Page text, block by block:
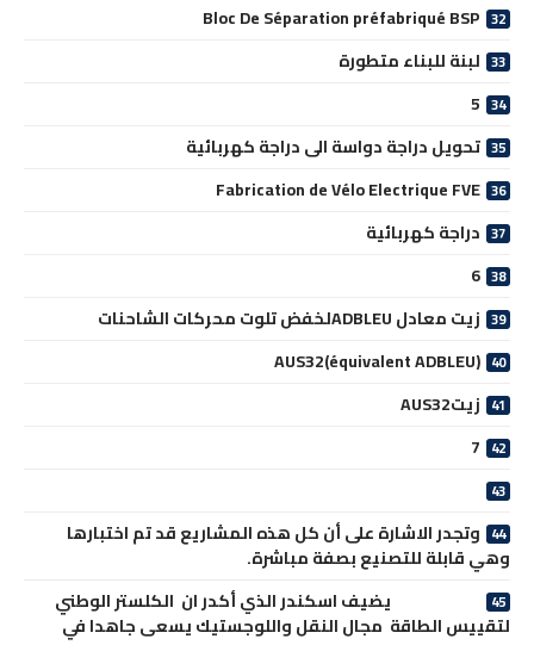
Bloc De Séparation préfabriqué BSP
لبنة للبناء متطورة
5
تحويل دراجة دواسة الى دراجة كهربائية
Fabrication de Vélo Electrique FVE
دراجة كهربائية
6
زيت معادل ADBLEUلخفض تلوت محركات الشاحنات
AUS32(équivalent ADBLEU)
زيتAUS32
7
وتجدر الاشارة على أن كل هذه المشاريع قد تم اختبارها
وهي قابلة للتصنيع بصفة مباشرة.
يضيف اسكندر الذي أكدر ان الكلستر الوطني
لتقييس الطاقة مجال النقل واللوجستيك يسعى جاهدا في